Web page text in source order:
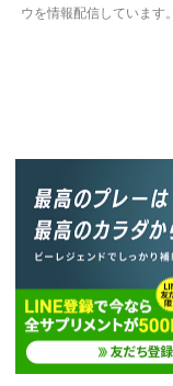
ウを情報配信しています。